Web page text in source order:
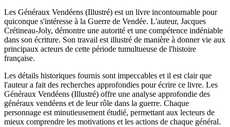
Les Généraux Vendéens (Illustré) est un livre incontournable pour
quiconque s'intéresse à la Guerre de Vendée. L'auteur, Jacques
Crétineau-Joly, démontre une autorité et une compétence indéniable
dans son écriture. Son travail est illustré de manière à donner vie aux
principaux acteurs de cette période tumultueuse de l'histoire
française.
Les détails historiques fournis sont impeccables et il est clair que
l'auteur a fait des recherches approfondies pour écrire ce livre. Les
Généraux Vendéens (Illustré) offre une analyse approfondie des
généraux vendéens et de leur rôle dans la guerre. Chaque
personnage est minutieusement étudié, permettant aux lecteurs de
mieux comprendre les motivations et les actions de chaque général.